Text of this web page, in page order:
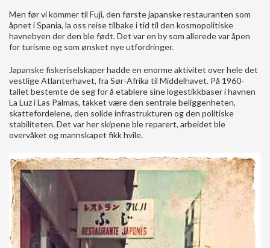
Men før vi kommer til Fuji, den første japanske restauranten som
åpnet i Spania, la oss reise tilbake i tid til den kosmopolitiske
havnebyen der den ble født. Det var en by som allerede var åpen
for turisme og som ønsket nye utfordringer.
Japanske fiskeriselskaper hadde en enorme aktivitet over hele det
vestlige Atlanterhavet, fra Sør-Afrika til Middelhavet. På 1960-
tallet bestemte de seg for å etablere sine logestikkbaser i havnen
La Luz i Las Palmas, takket være den sentrale beliggenheten,
skattefordelene, den solide infrastrukturen og den politiske
stabiliteten. Det var her skipene ble reparert, arbeidet ble
overvåket og mannskapet fikk hvile.